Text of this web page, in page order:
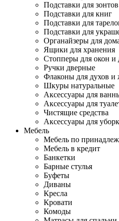
Подставки для зонтов
Подставки для книг
Подставки для
Подставки для
Органайзеры для
Ящики для хранения
Стопперы для окон и
Ручки дверные
Флаконы для духов и
Шкуры натуральные
Аксессуары для
Аксессуары для
Чистящие средства
Аксессуары для
Мебель
Мебель по
Мебель в кредит
Банкетки
Барные стулья
Буфеты
Диваны
Кресла
Кровати
Комоды